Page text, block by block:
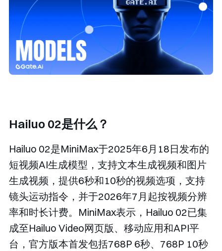
Hailuo 02是什么？
Hailuo 02是MiniMax于2025年6月18日发布的
短视频AI生成模型，支持文本生成视频和图片
生成视频，提供6秒和10秒的视频选项，支持
镜头运动指令，并于2026年7月起按视频分辨
率和时长计费。MiniMax表示，Hailuo 02已集
成至Hailuo Video网页版、移动应用和API平
台，官方版本首发包括768P 6秒、768P 10秒